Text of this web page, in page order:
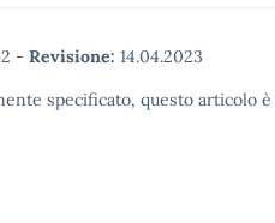
- Revisione: 14.04.2023
specificato, questo articolo